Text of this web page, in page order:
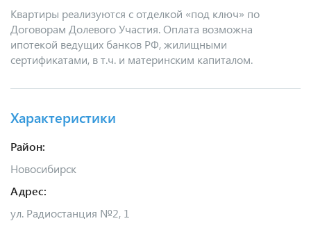
Квартиры реализуются с отделкой «под ключ» по
Договорам Долевого Участия. Оплата возможна
ипотекой ведущих банков РФ, жилищными
сертификатами, в т.ч. и материнским капиталом.
Характеристики
Район:
Новосибирск
Адрес:
ул. Радиостанция №2, 1